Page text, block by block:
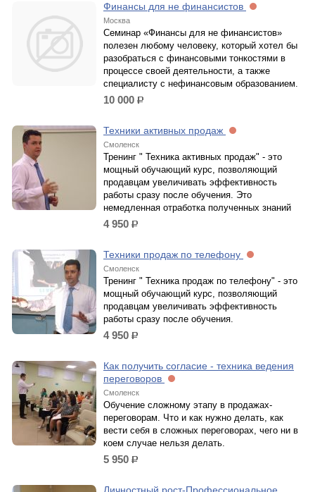
Финансы для не финансистов
Москва
Семинар «Финансы для не финансистов»
полезен любому человеку, который хотел бы
разобраться с финансовыми тонкостями в
процессе своей деятельности, а также
специалисту с нефинансовым образованием.
10 000 р.
Техники активных продаж
Смоленск
Тренинг " Техника активных продаж" - это
мощный обучающий курс, позволяющий
продавцам увеличивать эффективность
работы сразу после обучения. Это
немедленная отработка полученных знаний
4 950 р.
Техники продаж по телефону
Смоленск
Тренинг " Техника продаж по телефону" - это
мощный обучающий курс, позволяющий
продавцам увеличивать эффективность
работы сразу после обучения.
4 950 р.
Как получить согласие - техника ведения
переговоров
Смоленск
Обучение сложному этапу в продажах-
переговорам. Что и как нужно делать, как
вести себя в сложных переговорах, чего ни в
коем случае нельзя делать.
5 950 р.